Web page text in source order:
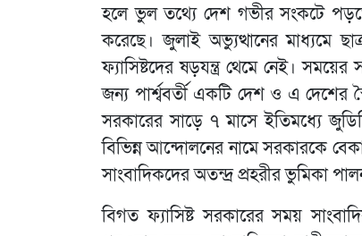
হলে ভুল তথ্যে দেশ গভীর সংকটে
করেছে। জুলাই অভ্যুত্থানের মাধ্যমে
ফ্যাসিষ্টদের ষড়যন্ত্র থেমে নেই।
জন্য পার্শ্ববর্তী একটি দেশ ও এ দেশের
সরকারের সাড়ে ৭ মাসে ইতিমধ্যে
বিভিন্ন আন্দোলনের নামে সরকারকে
সাংবাদিকদের অতন্দ্র প্রহরীর ভুমিকা
বিগত ফ্যাসিষ্ট সরকারের সময়